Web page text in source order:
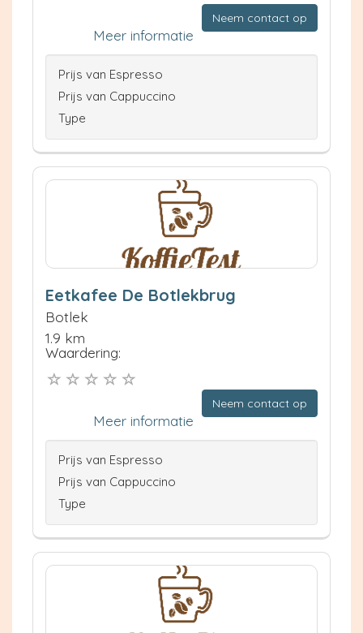
Neem contact op
Meer informatie
Prijs van Espresso
Prijs van Cappuccino
Type
Eetkafee De Botlekbrug
Botlek
1.9 km
Waardering:
Neem contact op
Meer informatie
Prijs van Espresso
Prijs van Cappuccino
Type